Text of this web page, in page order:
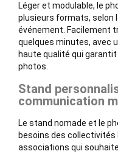
Léger et modulable, le
plusieurs formats, selon
événement. Facilement
quelques minutes, avec
haute qualité qui
photos.
Stand
communication
Le stand nomade et le
besoins des
associations qui